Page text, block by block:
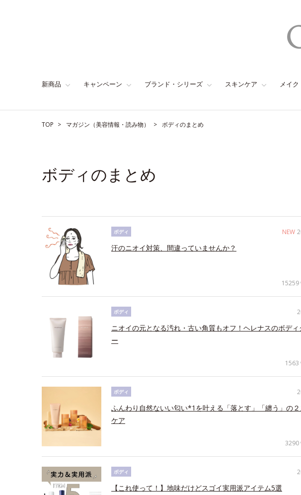
新商品 キャンペーン ブランド・シリーズ スキンケア メイク
TOP マガジン（美容情報・読み物） ボディのまとめ
ボディのまとめ
NEW
ボディ
汗のニオイ対策、間違っていませんか？
15259
ボディ
ニオイの元となる汚れ・古い角質もオフ！ヘレナスのボデ
ー
1563
ボディ
ふんわり自然ないい匂い*1を叶える「落とす」「纏う」の
ケア
3290
ボディ
【これ使って！】地味だけどスゴイ実用派アイテム5選